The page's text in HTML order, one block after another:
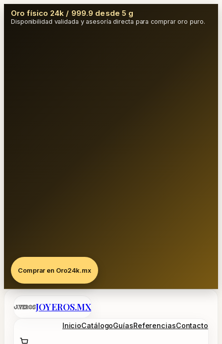
Oro físico 24k / 999.9 desde 5 g
Disponibilidad validada y asesoría directa para comprar oro puro.
Comprar en Oro24k.mx
Saltar
JOYEROS.MX
InicioCatálogoGuíasReferenciasContacto